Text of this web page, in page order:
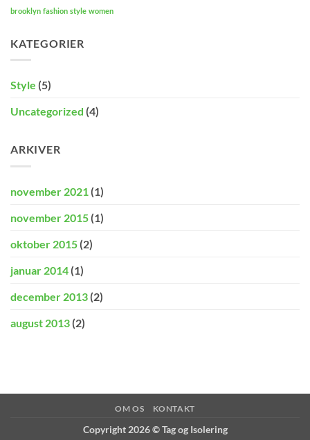
brooklyn fashion style women
KATEGORIER
Style (5)
Uncategorized (4)
ARKIVER
november 2021 (1)
november 2015 (1)
oktober 2015 (2)
januar 2014 (1)
december 2013 (2)
august 2013 (2)
OM OS KONTAKT
Copyright 2026 ©Tag og Isolering